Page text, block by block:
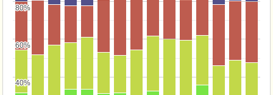
40%
40%
60%
60%
80%
80%